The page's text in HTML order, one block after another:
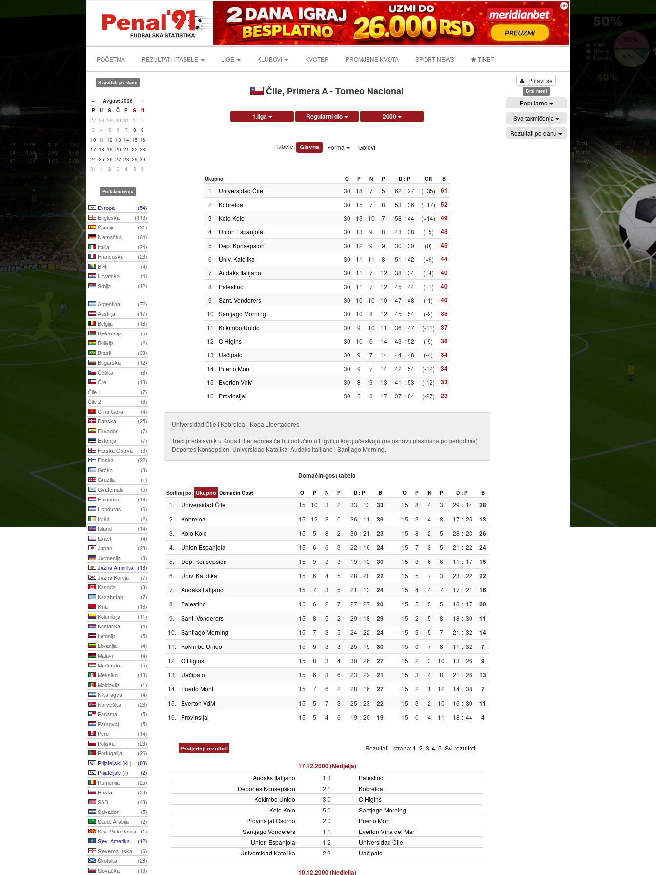
POČETNA REZULTATI I TABELE LIGE KLUBOVI KVOTER PROMJENE KVOTA SPORT NEWS TIKET
Rezultati po danu
« Avgust 2026
»
P
U S Č P S
N
27 28 29 30 31 1
2
3
4 5 6 7 8
9
10 11 12 13 14 15 16
17 18 19 20 21 22 23
24 25 26 27 28 29 30
31
1 2 3 4 5 6
Po takmičenju
Evropa
(54)
Engleska
(113)
Španija
(31)
Njemačka
(64)
Italija
(24)
Francuska
(23)
BIH
(4)
Hrvatska
(4)
Srbija
(12)
Argentina
(72)
Austrija
(17)
Belgija
(18)
Bjelorusija
(5)
Bolivija
(2)
Brazil
(38)
Bugarska
(12)
Češka
(8)
Čile
(13)
Čile 1
(7)
Čile 2
(6)
Crna Gora
(4)
Danska
(25)
Ekvador
(7)
Estonija
(7)
Farska Ostrva
(3)
Finska
(22)
Grčka
(8)
Gruzija
(1)
Gvatemala
(5)
Holandija
(16)
Honduras
(6)
Irska
(2)
Island
(14)
Izrael
(4)
Japan
(23)
Jermenija
(3)
Južna Amerika (16)
Južna Koreja
(7)
Kanada
(3)
Kazahstan
(7)
Kina
(16)
Kolumbija
(11)
Kostarika
(4)
Letonija
(5)
Litvanija
(4)
Malavi
(4)
Mađarska
(5)
Meksiko
(13)
Moldavija
(1)
Nikaragva
(4)
Norveška
(26)
Panama
(5)
Paragvaj
(5)
Peru
(14)
Poljska
(23)
Portugalija
(26)
Prijateljski (kl.)
(83)
Prijateljski (r)
(2)
Rumunija
(25)
Rusija
(33)
SAD
(43)
Salvador
(5)
Saud. Arabija
(2)
Sev. Makedonija
(1)
Sjev. Amerika
(12)
Sjeverna Irska
(6)
Škotska
(28)
Slovačka
(13)
Čile, Primera A - Torneo Nacional
1.liga Regularni dio 2000
Tabele: Glavna Forma Golovi
Ukupno O P N P D : P GR B
1 Universidad Čile 30 18 7 5 62 : 27 (+35) 61
2 Kobreloa 30 15 7 8 53 : 36 (+17) 52
3 Kolo Kolo 30 13 10 7 58 : 44 (+14) 49
4 Union Espanjola 30 13 9 8 43 : 38 (+5) 48
5 Dep. Konsepsion 30 12 9 9 30 : 30 (0) 45
6 Univ. Katolika 30 11 11 8 51 : 42 (+9) 44
7 Audaks Italijano 30 11 7 12 38 : 34 (+4) 40
8 Palestino 30 11 7 12 45 : 44 (+1) 40
9 Sant. Vonderers 30 10 10 10 47 : 48 (-1) 40
10 Santjago Morning 30 10 8 12 45 : 54 (-9) 38
11 Kokimbo Unido 30 9 10 11 36 : 47 (-11) 37
12 O Higins 30 10 6 14 43 : 52 (-9) 36
13 Uačipato 30 9 7 14 44 : 48 (-4) 34
14 Puerto Mont 30 9 7 14 42 : 54 (-12) 34
15 Everton VdM 30 8 9 13 41 : 53 (-12) 33
16 Provinsijal 30 5 8 17 37 : 64 (-27) 23
Universidad Čile i Kobreloa - Kopa Libertadores
Treći predstavnik u Kopa Libertadores će biti odlučen u Ligvili u kojoj učestvuju (na osnovu plasmana po periodima)
Deportes Konsepsion, Universidad Katolika, Audaks Italijano i Santjago Morning.
Domaćin-gost tabela
Sortiraj po: Ukupno Domaćin Gost O P N P D : P B O P N P D : P B
1. Universidad Čile 15 10 3 2 33 : 13 33 15 8 4 3 29 : 14 28
2. Kobreloa 15 12 3 0 36 : 11 39 15 3 4 8 17 : 25 13
3. Kolo Kolo 15 5 8 2 30 : 21 23 15 8 2 5 28 : 23 26
4. Union Espanjola 15 6 6 3 22 : 16 24 15 7 3 5 21 : 22 24
5. Dep. Konsepsion 15 9 3 3 19 : 13 30 15 3 6 6 11 : 17 15
6. Univ. Katolika 15 6 4 5 28 : 20 22 15 5 7 3 23 : 22 22
7. Audaks Italijano 15 7 3 5 21 : 13 24 15 4 4 7 17 : 21 16
8. Palestino 15 6 2 7 27 : 27 20 15 5 5 5 18 : 17 20
9. Sant. Vonderers 15 8 5 2 29 : 18 29 15 2 5 8 18 : 30 11
10. Santjago Morning 15 7 3 5 24 : 22 24 15 3 5 7 21 : 32 14
11. Kokimbo Unido 15 9 3 3 25 : 15 30 15 0 7 8 11 : 32 7
12. O Higins 15 8 3 4 30 : 26 27 15 2 3 10 13 : 26 9
13. Uačipato 15 6 3 6 23 : 22 21 15 3 4 8 21 : 26 13
14. Puerto Mont 15 7 6 2 28 : 16 27 15 2 1 12 14 : 38 7
15. Everton VdM 15 5 7 3 25 : 23 22 15 3 2 10 16 : 30 11
16. Provinsijal 15 5 4 6 19 : 20 19 15 0 4 11 18 : 44 4
Posljednji rezultati Rezultati - strana: 1 2 3 4 5 Svi rezultati
17.12.2000 (Nedjelja)
Audaks Italijano 1:3
Palestino
Deportes Konsepsion
2:1
Kobreloa
Kokimbo Unido
3:0
O Higins
Kolo Kolo
5:0
Santjago Morning
Provinsijal Osorno
2:0
Puerto Mont
Santjago Vonderers
1:1
Everton Vina del Mar
Union Espanjola
1:2
Universidad Čile
Universidad Katolika
2:2 Uačipato
10.12.2000 (Nedjelja)
Prijavi se
Brzi meni
Popularno
Sva takmičenja
Rezultati po danu